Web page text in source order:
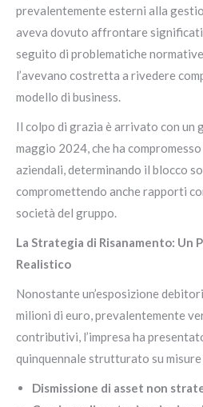
prevalentemente esterni alla
aveva dovuto affrontare
seguito di problematiche
l’avevano costretta a rivedere
modello di business.
Il colpo di grazia è arrivato con un
maggio 2024, che ha
aziendali, determinando il blocco
compromettendo anche rapporti
società del gruppo.
La Strategia di Risanamento: Un
Realistico
Nonostante un’esposizione
milioni di euro, prevalentemente
contributivi, l’impresa ha
quinquennale strutturato su
Dismissione di asset non